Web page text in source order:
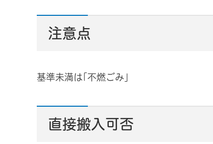
注意点
基準未満は｢不燃ごみ｣
直接搬入可否